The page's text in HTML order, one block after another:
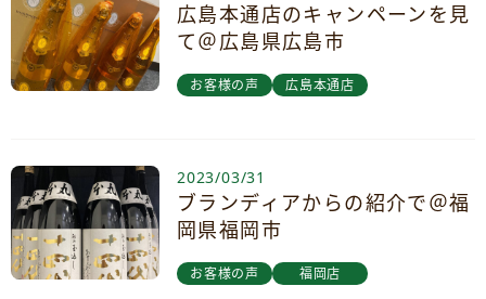
広島本通店のキャンペーンを見
て＠広島県広島市
お客様の声 広島本通店
2023/03/31
ブランディアからの紹介で＠福
岡県福岡市
お客様の声 福岡店